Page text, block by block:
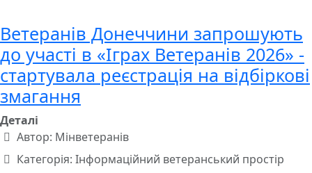
Ветеранів Донеччини запрошують
до участі в «Іграх Ветеранів 2026» -
стартувала реєстрація на відбіркові
змагання
Деталі
Автор: Мінветеранів
Категорія: Інформаційний ветеранський простір